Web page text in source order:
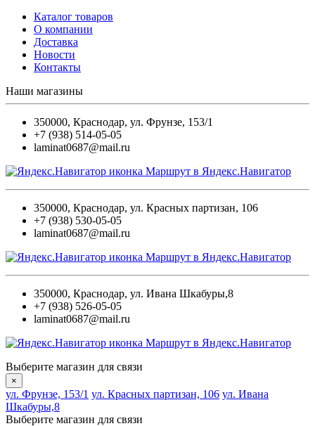
Каталог товаров
О компании
Доставка
Новости
Контакты
Наши магазины
350000, Краснодар, ул. Фрунзе, 153/1
+7 (938) 514-05-05
laminat0687@mail.ru
Маршрут в Яндекс.Навигатор
350000, Краснодар, ул. Красных партизан, 106
+7 (938) 530-05-05
laminat0687@mail.ru
Маршрут в Яндекс.Навигатор
350000, Краснодар, ул. Ивана Шкабуры,8
+7 (938) 526-05-05
laminat0687@mail.ru
Маршрут в Яндекс.Навигатор
Выберите магазин для связи
×
ул. Фрунзе, 153/1 ул. Красных партизан, 106 ул. Ивана
Шкабуры,8
Выберите магазин для связи